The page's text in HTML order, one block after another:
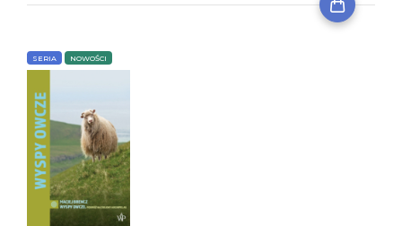
SERIA NOWOŚCI